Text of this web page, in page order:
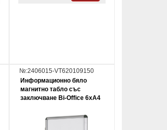
№:2406015-VT620109150
Информационно бяло
магнитно табло със
заключване Bi-Office 6xA4